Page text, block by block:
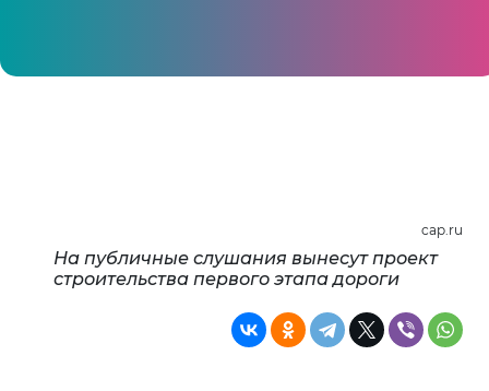
cap.ru
На публичные слушания вынесут проект
строительства первого этапа дороги